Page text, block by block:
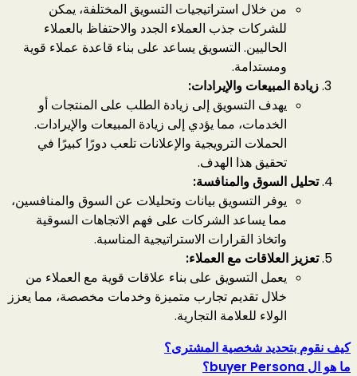
من خلال استراتيجيات التسويق المختلفة، يمكن
للشركات جذب العملاء الجدد والاحتفاظ بالعملاء
الحاليين. التسويق يساعد على بناء قاعدة عملاء قوية
ومستدامة.
زيادة المبيعات والإيرادات:
يهدف التسويق إلى زيادة الطلب على المنتجات أو
الخدمات، مما يؤدي إلى زيادة المبيعات والإيرادات.
الحملات الترويجية والإعلانات تلعب دورًا كبيرًا في
تحقيق هذا الهدف.
تحليل السوق والمنافسة:
يوفر التسويق بيانات وتحليلات عن السوق والمنافسين،
مما يساعد الشركات على فهم الاتجاهات السوقية
واتخاذ القرارات الاستراتيجية المناسبة.
تعزيز العلاقات مع العملاء:
يعمل التسويق على بناء علاقات قوية مع العملاء من
خلال تقديم تجارب متميزة وخدمات مخصصة، مما يعزز
الولاء للعلامة التجارية.
كيف نقوم بتحديد شخصية المشترى؟
ما هو ال buyer Persona؟